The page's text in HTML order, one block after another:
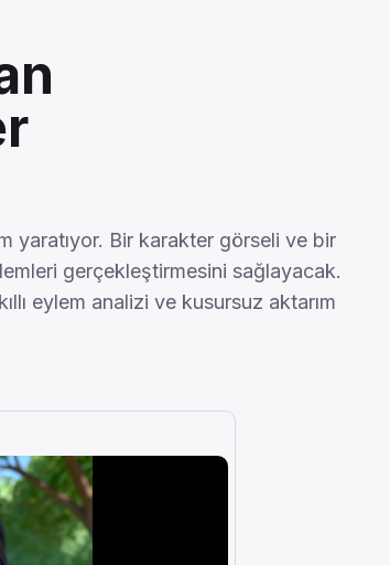
yaratıyor. Bir karakter görseli ve bir
gerçekleştirmesini sağlayacak.
eylem analizi ve kusursuz aktarım